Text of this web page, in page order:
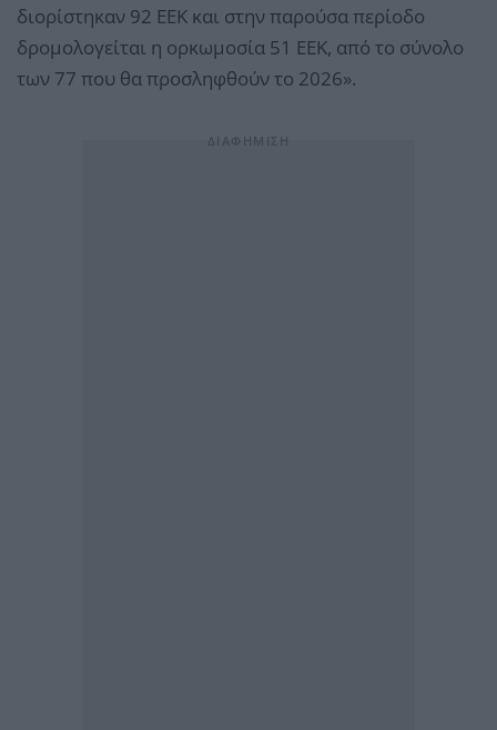
διορίστηκαν 92 ΕΕΚ και στην παρούσα περίοδο
δρομολογείται η ορκωμοσία 51 ΕΕΚ, από το σύνολο
των 77 που θα προσληφθούν το 2026».